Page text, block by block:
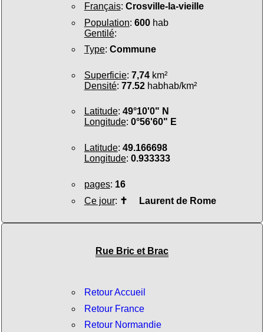
Français: Crosville-la-vieille
Population: 600hab
Gentilé:
Type: Commune
Superficie: 7,74km²
Densité: 77.52habhab/km²
Latitude: 49°10'0" N
Longitude: 0°56'60" E
Latitude: 49.166698
Longitude: 0.933333
pages: 16
Ce jour: ✝ Laurent de Rome
Rue Bric et Brac
Retour Accueil
Retour France
Retour Normandie